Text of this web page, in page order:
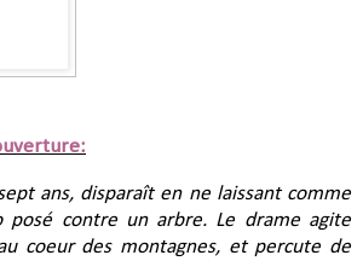
ans, disparaît en ne laissant comme
posé contre un arbre. Le drame agite
coeur des montagnes, et percute de